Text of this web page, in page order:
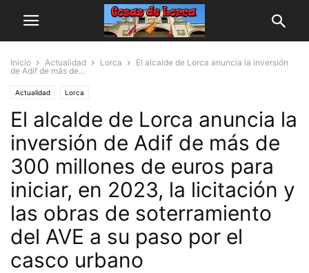
Inicio Actualidad Lorca
El alcalde de Lorca anuncia la inversión
de Adif de más de...
Actualidad Lorca
El alcalde de Lorca anuncia la
inversión de Adif de más de
300 millones de euros para
iniciar, en 2023, la licitación y
las obras de soterramiento
del AVE a su paso por el
casco urbano